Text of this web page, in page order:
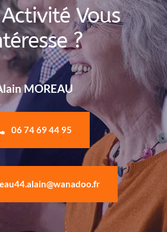
Vous
?
MOREAU
06 74 69 44 95